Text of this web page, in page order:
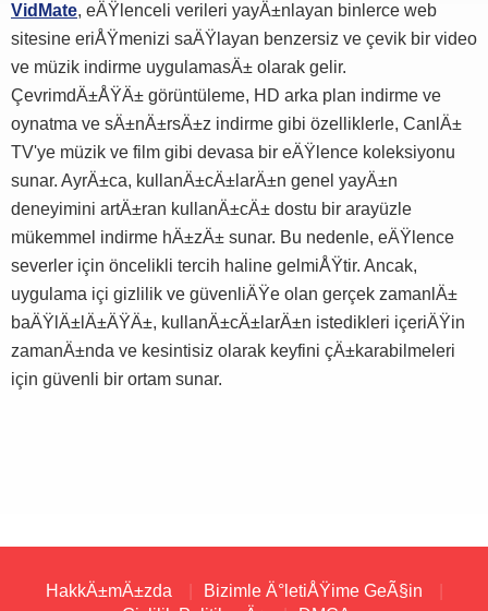
VidMate, eÄŸlenceli verileri yayÄ±nlayan binlerce web
sitesine eriÅŸmenizi saÄŸlayan benzersiz ve çevik bir video
ve müzik indirme uygulamasÄ± olarak gelir.
ÇevrimdÄ±ÅŸÄ± görüntüleme, HD arka plan indirme ve
oynatma ve sÄ±nÄ±rsÄ±z indirme gibi özelliklerle, CanlÄ±
TV'ye müzik ve film gibi devasa bir eÄŸlence koleksiyonu
sunar. AyrÄ±ca, kullanÄ±cÄ±larÄ±n genel yayÄ±n
deneyimini artÄ±ran kullanÄ±cÄ± dostu bir arayüzle
mükemmel indirme hÄ±zÄ± sunar. Bu nedenle, eÄŸlence
severler için öncelikli tercih haline gelmiÅŸtir. Ancak,
uygulama içi gizlilik ve güvenliÄŸe olan gerçek zamanlÄ±
baÄŸlÄ±lÄ±ÄŸÄ±, kullanÄ±cÄ±larÄ±n istedikleri içeriÄŸin
zamanÄ±nda ve kesintisiz olarak keyfini çÄ±karabilmeleri
için güvenli bir ortam sunar.
HakkÄ±mÄ±zda
Bizimle Ä°letiÅŸime GeÃ§in